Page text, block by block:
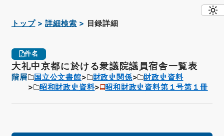
トップ 詳細検索 目録詳細
件名
大礼中京都に於ける衆議院議員宿舎一覧表
階層 国立公文書館 財政史関係
財政史資料
昭和財政史資料
昭和財政史資料第１号第１冊